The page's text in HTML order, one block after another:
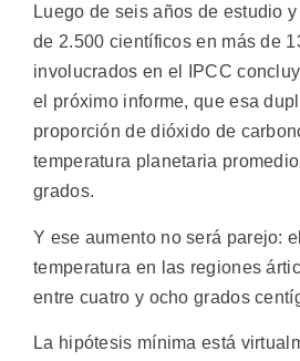
Luego de seis años de estudio
de 2.500 científicos en más de
involucrados en el IPCC
el próximo informe, que esa
proporción de dióxido de
temperatura planetaria
grados.
Y ese aumento no será parejo:
temperatura en las regiones
entre cuatro y ocho grados
La hipótesis mínima está